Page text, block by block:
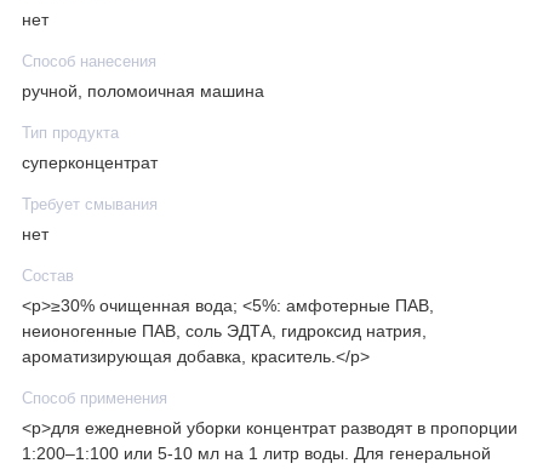
нет
Способ нанесения
ручной, поломоичная машина
Тип продукта
суперконцентрат
Требует смывания
нет
Состав
<p>≥30% очищенная вода; <5%: амфотерные ПАВ,
неионогенные ПАВ, соль ЭДТА, гидроксид натрия,
ароматизирующая добавка, краситель.</p>
Способ применения
<p>для ежедневной уборки концентрат разводят в пропорции
1:200–1:100 или 5-10 мл на 1 литр воды. Для генеральной